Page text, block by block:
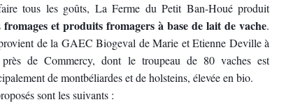
tous les goûts, La Ferme du Petit Ban-Houé produit
fromages et produits fromagers à base de lait de vache.
de la GAEC Biogeval de Marie et Etienne Deville à
de Commercy, dont le troupeau de 80 vaches est
de montbéliardes et de holsteins, élevée en bio.
sont les suivants :